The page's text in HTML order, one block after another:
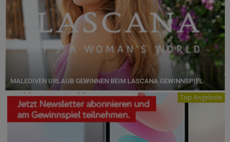
MALEDIVEN URLAUB GEWINNEN BEIM LASCANA GEWINNSPIEL
Top Angebote